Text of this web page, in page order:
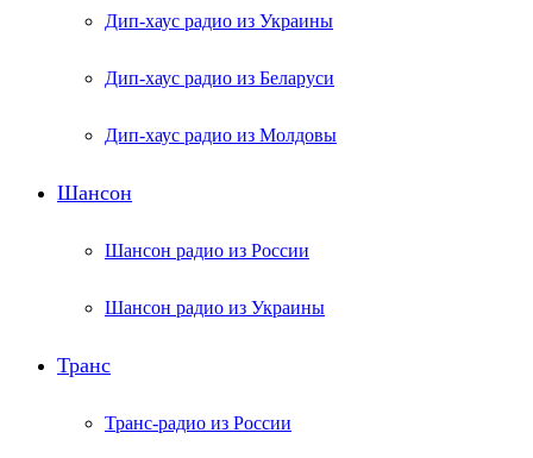
Дип-хаус радио из Украины
Дип-хаус радио из Беларуси
Дип-хаус радио из Молдовы
Шансон
Шансон радио из России
Шансон радио из Украины
Транс
Транс-радио из России